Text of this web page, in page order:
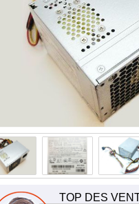
TOP DES